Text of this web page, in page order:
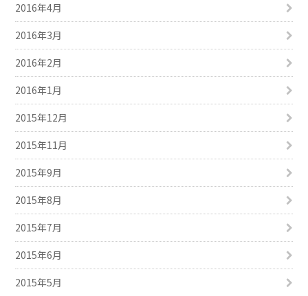
2016年4月
2016年3月
2016年2月
2016年1月
2015年12月
2015年11月
2015年9月
2015年8月
2015年7月
2015年6月
2015年5月